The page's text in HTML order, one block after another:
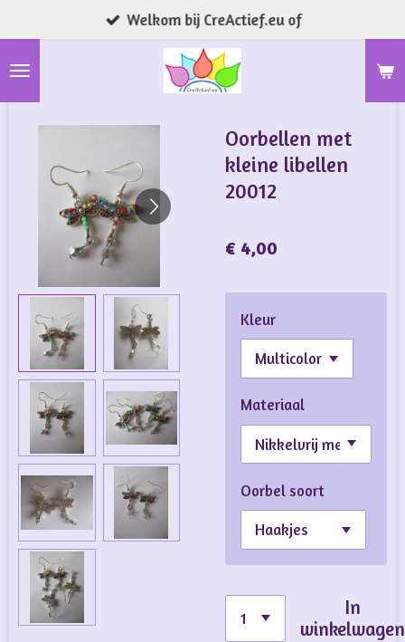
direct
naar
Welkom bij CreActief.eu of
Oorbellen met
kleine libellen
20012
€ 4,00
Kleur
Materiaal
Oorbel soort
In
winkelwagen